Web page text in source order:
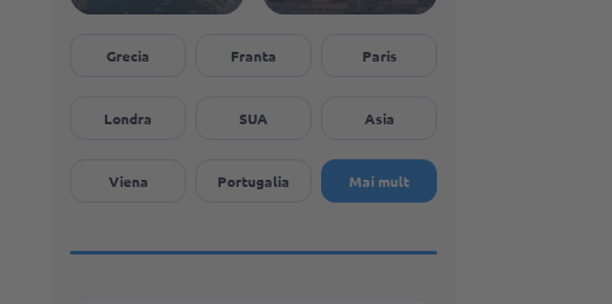
Grecia Franta Paris
Londra SUA Asia
Viena Portugalia Mai mult